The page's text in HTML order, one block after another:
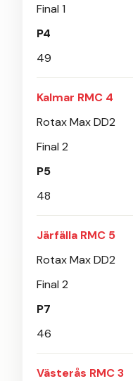
Final 1
P4
49
Kalmar RMC 4
Rotax Max DD2
Final 2
P5
48
Järfälla RMC 5
Rotax Max DD2
Final 2
P7
46
Västerås RMC 3